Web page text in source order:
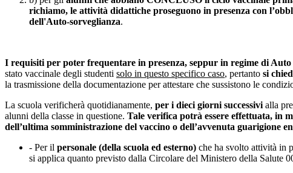
richiamo, le attività didattiche proseguono in presenza con
dell'Auto-sorveglianza.
I requisiti per poter frequentare in presenza, seppur in regime di
stato vaccinale degli studenti solo in questo specifico caso, pertanto si
la trasmissione della documentazione per attestare che sussistono le
La scuola verificherà quotidianamente, per i dieci giorni successivi alla
alunni della classe in questione. Tale verifica potrà essere effettuata, in
dell’ultima somministrazione del vaccino o dell’avvenuta guarigione
- Per il personale (della scuola ed esterno) che ha svolto attività in
si applica quanto previsto dalla Circolare del Ministero della